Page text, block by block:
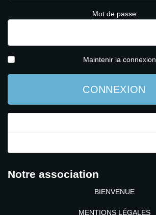
Mot de passe
Maintenir la connexion
CONNEXION
Notre association
BIENVENUE
MENTIONS LÉGALES